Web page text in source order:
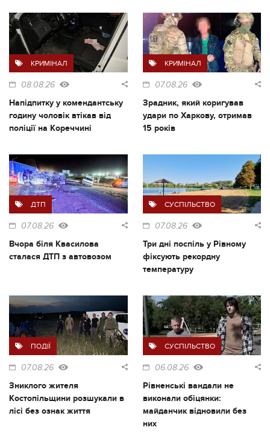
КРИМІНАЛ
08.08.26
Напідпитку у комендантську
годину чоловік втікав від
поліції на Кореччині
КРИМІНАЛ
07.08.26
Зрадник, який коригував
удари по Харкову, отримав
15 років
ДТП
07.08.26
Вчора біля Квасилова
сталася ДТП з автовозом
СУСПІЛЬСТВО
07.08.26
Три дні поспіль у Рівному
фіксують рекордну
температуру
ПОДІЇ
07.08.26
Зниклого жителя
Костопільщини розшукали в
лісі без ознак життя
СУСПІЛЬСТВО
06.08.26
Рівненські вандали не
виконали обіцянки:
майданчик відновили без
них